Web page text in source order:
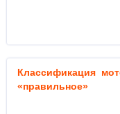
Классификация
«правильное»